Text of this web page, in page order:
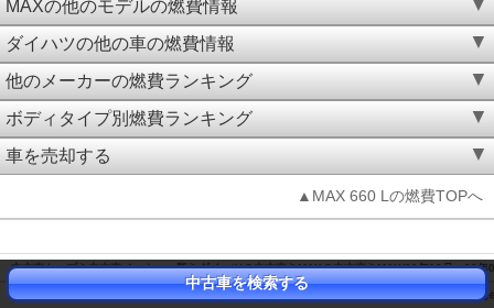
MAXの他のモデルの燃費情報
ダイハツの他の車の燃費情報
他のメーカーの燃費ランキング
ボディタイプ別燃費ランキング
車を売却する
▲MAX 660 Lの燃費TOPへ
中古車トップ 中古車メーカー一覧 ダイハツの中古車 MAXの中古車 MAX(01年10月～03年
中古車トップ 燃費ランキング ダイハツの燃費ランキング MAXの燃費 MAX(01年10月～03
中古車を検索する